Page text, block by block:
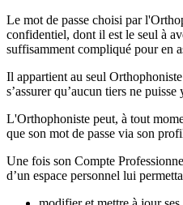
Le mot de passe choisi par
confidentiel, dont il est le seul à
suffisamment compliqué pour en
Il appartient au seul
s’assurer qu’aucun tiers ne puisse
L'Orthophoniste peut, à tout
que son mot de passe via son
Une fois son Compte
d’un espace personnel lui